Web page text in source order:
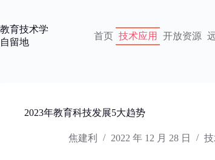
内
容
教育技术学
自留地
首页 技术应用 开放资源
2023年教育科技发展5大趋势
焦建利 2022 年 12 月 28 日